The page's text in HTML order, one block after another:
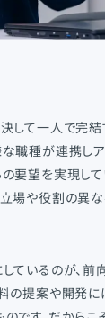
して一人で完結
職種が連携し
要望を実現し
場や役割の異
ているのが、
の提案や開発